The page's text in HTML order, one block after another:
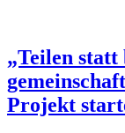
„Teilen statt
Projekt